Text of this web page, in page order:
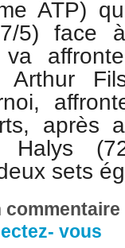
ATP)
5) face
Arthur
après
Halys
sets
vous